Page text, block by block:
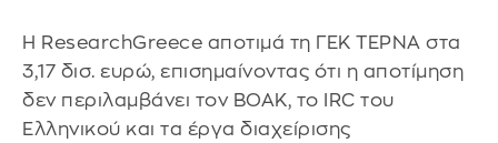
Η ResearchGreece αποτιμά τη ΓΕΚ ΤΕΡΝΑ στα
3,17 δισ. ευρώ, επισημαίνοντας ότι η αποτίμηση
δεν περιλαμβάνει τον ΒΟΑΚ, το IRC του
Ελληνικού και τα έργα διαχείρισης